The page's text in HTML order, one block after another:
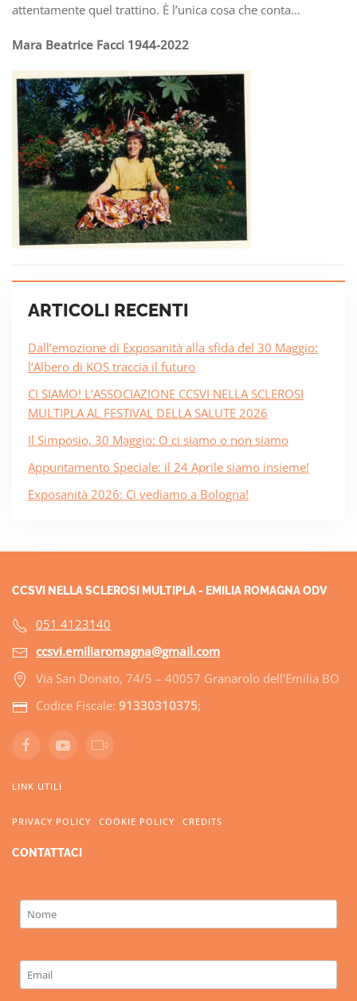
attentamente quel trattino. È l’unica cosa che conta…
Mara Beatrice Facci 1944-2022
ARTICOLI RECENTI
Dall’emozione di Exposanità alla sfida del 30 Maggio:
l’Albero di KOS traccia il futuro
CI SIAMO! L’ASSOCIAZIONE CCSVI NELLA SCLEROSI
MULTIPLA AL FESTIVAL DELLA SALUTE 2026
Il Simposio, 30 Maggio: O ci siamo o non siamo
Appuntamento Speciale: il 24 Aprile siamo insieme!
Exposanità 2026: Ci vediamo a Bologna!
CCSVI NELLA SCLEROSI MULTIPLA - EMILIA ROMAGNA ODV
051 4123140
ccsvi.emiliaromagna@gmail.com
Via San Donato, 74/5 – 40057 Granarolo dell'Emilia BO
Codice Fiscale: 91330310375;
LINK UTILI
PRIVACY POLICY COOKIE POLICY CREDITS
CONTATTACI